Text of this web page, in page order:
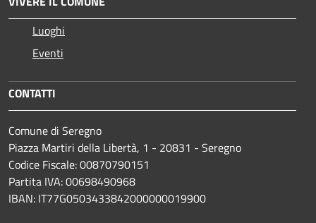
Luoghi
Eventi
CONTATTI
Comune di Seregno
Piazza Martiri della Libertà, 1 - 20831 - Seregno
Codice Fiscale: 00870790151
Partita IVA: 00698490968
IBAN: IT77G0503433842000000019900